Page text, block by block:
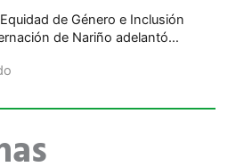
de Género e Inclusión
de Nariño adelantó…